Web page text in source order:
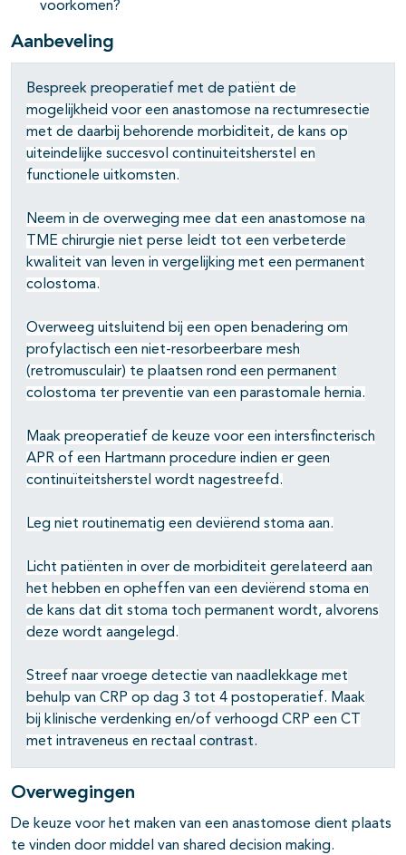
open- en dichtklappen
open- en dichtklappen
open- en dichtklappen
voorkomen?
Aanbeveling
Bespreek preoperatief met de patiënt de
mogelijkheid voor een anastomose na rectumresectie
met de daarbij behorende morbiditeit, de kans op
uiteindelijke succesvol continuiteitsherstel en
functionele uitkomsten.
Neem in de overweging mee dat een anastomose na
TME chirurgie niet perse leidt tot een verbeterde
kwaliteit van leven in vergelijking met een permanent
colostoma.
Overweeg uitsluitend bij een open benadering om
profylactisch een niet-resorbeerbare mesh
(retromusculair) te plaatsen rond een permanent
colostoma ter preventie van een parastomale hernia.
Maak preoperatief de keuze voor een intersfincterisch
APR of een Hartmann procedure indien er geen
continuïteitsherstel wordt nagestreefd.
Leg niet routinematig een deviërend stoma aan.
Licht patiënten in over de morbiditeit gerelateerd aan
het hebben en opheffen van een deviërend stoma en
de kans dat dit stoma toch permanent wordt, alvorens
deze wordt aangelegd.
Streef naar vroege detectie van naadlekkage met
behulp van CRP op dag 3 tot 4 postoperatief. Maak
bij klinische verdenking en/of verhoogd CRP een CT
met intraveneus en rectaal contrast.
Overwegingen
De keuze voor het maken van een anastomose dient plaats
te vinden door middel van shared decision making.